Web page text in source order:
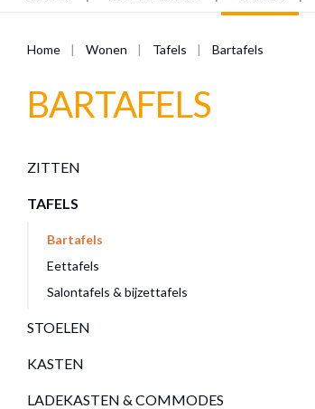
Home Wonen Tafels Bartafels
BARTAFELS
ZITTEN
TAFELS
Bartafels
Eettafels
Salontafels & bijzettafels
STOELEN
KASTEN
LADEKASTEN & COMMODES